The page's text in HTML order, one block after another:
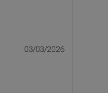
03/03/2026